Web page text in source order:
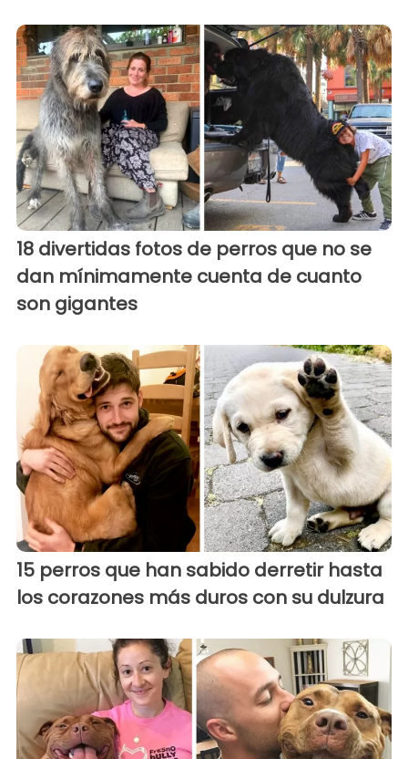
18 divertidas fotos de perros que no se
dan mínimamente cuenta de cuanto
son gigantes
15 perros que han sabido derretir hasta
los corazones más duros con su dulzura